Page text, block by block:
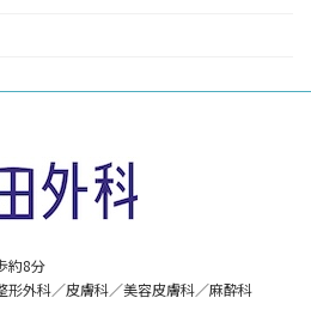
約8分
形外科／皮膚科／美容皮膚科／麻酔科